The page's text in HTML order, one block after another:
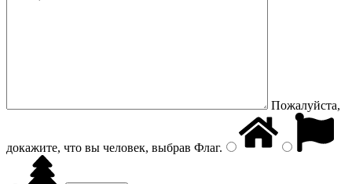
Пожалуйста,
докажите, что вы человек, выбрав Флаг.